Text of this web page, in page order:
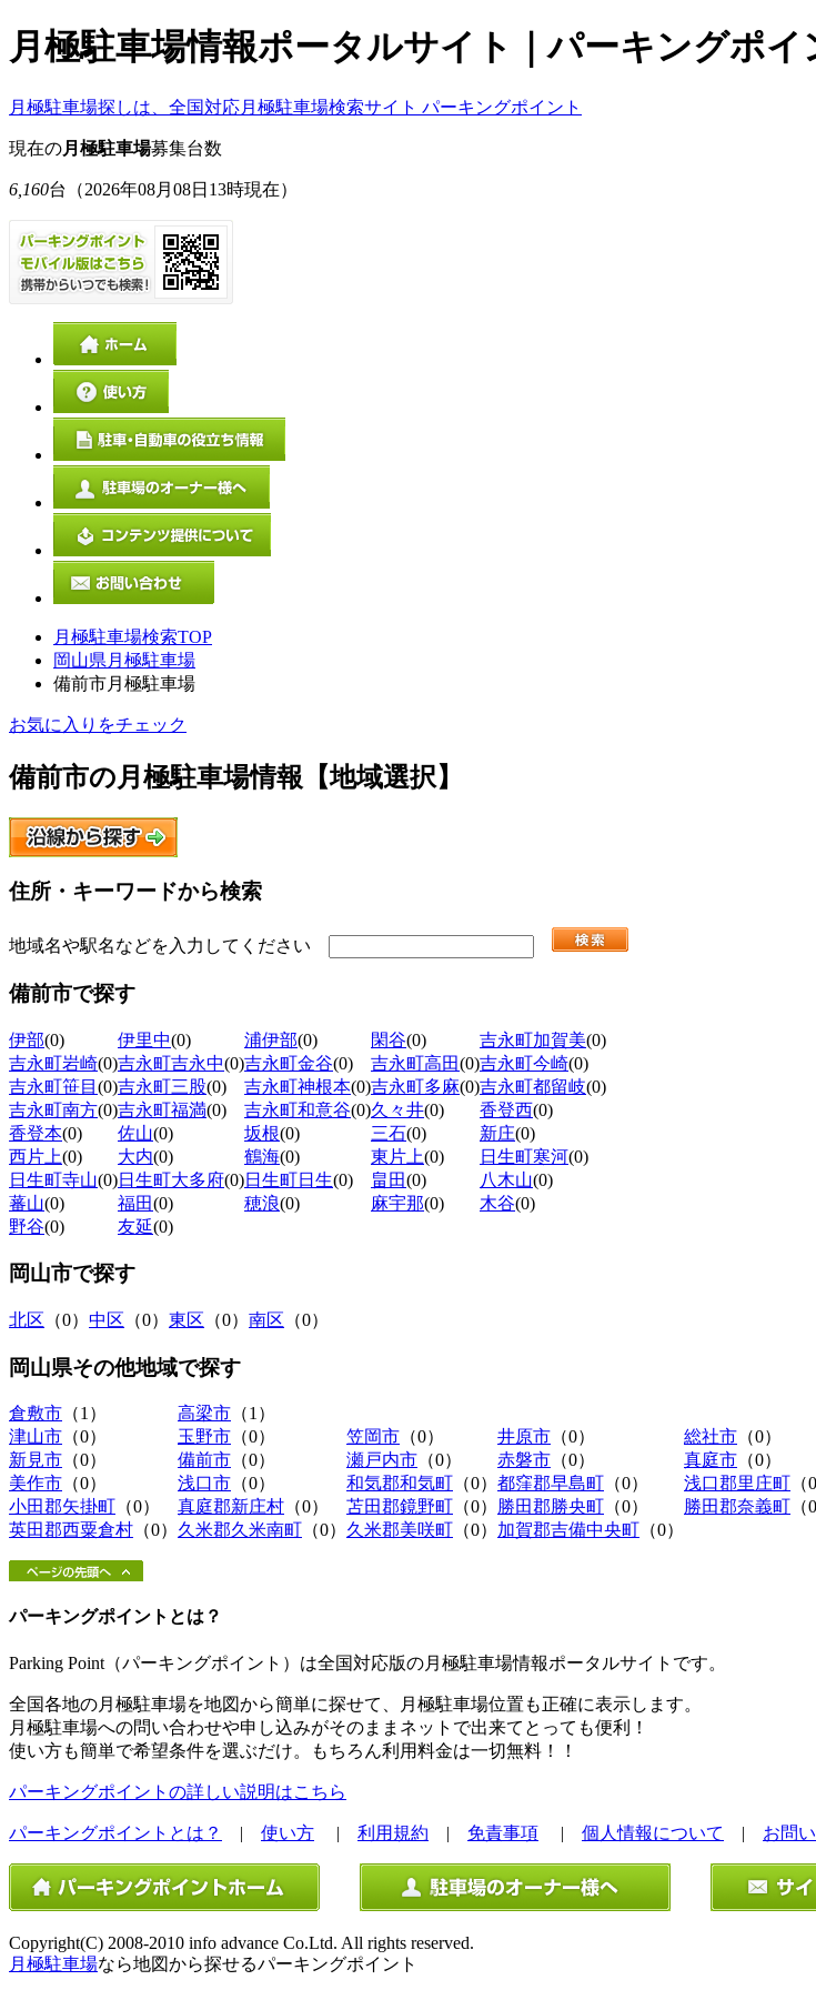
月極駐車場情報ポータルサイト｜パーキングポイ
月極駐車場探しは、全国対応月極駐車場検索サイト パーキングポイント
現在の月極駐車場募集台数
6,160台 （2026年08月08日13時現在）
月極駐車場検索TOP
岡山県月極駐車場
備前市月極駐車場
お気に入りをチェック
備前市の月極駐車場情報【地域選択】
住所・キーワードから検索
地域名や駅名などを入力してください
備前市で探す
伊部(0) 伊里中(0) 浦伊部(0) 閑谷(0) 吉永町加賀美(0)
吉永町岩崎(0)吉永町吉永中(0)吉永町金谷(0) 吉永町高田(0)吉永町今崎(0)
吉永町笹目 (0)吉永町三股(0) 吉永町神根本(0)吉永町多麻(0)吉永町都留岐(0)
吉永町南方(0)吉永町福満(0) 吉永町和意谷(0)久々井(0) 香登西(0)
香登本(0) 佐山(0) 坂根(0) 三石(0) 新庄(0)
西片上(0) 大内(0) 鶴海(0) 東片上(0) 日生町寒河(0)
日生町寺山(0)日生町大多府(0)日生町日生(0) 畠田(0) 八木山(0)
蕃山(0) 福田(0) 穂浪(0) 麻宇那(0) 木谷(0)
野谷(0) 友延(0)
岡山市で探す
北区 （0） 中区 （0） 東区 （0） 南区 （0）
岡山県その他地域で探す
倉敷市 （1） 高梁市 （1）
津山市 （0） 玉野市 （0） 笠岡市 （0） 井原市 （0） 総社市 （0）
新見市 （0） 備前市 （0） 瀬戸内市 （0） 赤磐市 （0） 真庭市 （0）
美作市 （0） 浅口市 （0） 和気郡和気町 （0） 都窪郡早島町 （0） 浅口郡里庄町 （
小田郡矢掛町 （0） 真庭郡新庄村 （0） 苫田郡鏡野町 （0） 勝田郡勝央町 （0） 勝田郡奈義町 （
英田郡西粟倉村 （0） 久米郡久米南町 （0） 久米郡美咲町 （0） 加賀郡吉備中央町 （0）
パーキングポイントとは？
Parking Point（パーキングポイント）は全国対応版の月極駐車場情報ポータルサイトです。
全国各地の月極駐車場を地図から簡単に探せて、月極駐車場位置も正確に表示します。
月極駐車場への問い合わせや申し込みがそのままネットで出来てとっても便利！
使い方も簡単で希望条件を選ぶだけ。もちろん利用料金は一切無料！！
パーキングポイントの詳しい説明はこちら
パーキングポイントとは？ | 使い方 | 利用規約 | 免責事項 | 個人情報について | お問
Copyright(C) 2008-2010 info advance Co.Ltd. All rights reserved.
月極駐車場なら地図から探せるパーキングポイント